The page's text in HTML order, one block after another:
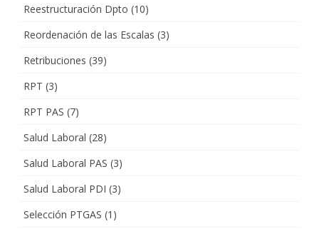
Reestructuración Dpto (10)
Reordenación de las Escalas (3)
Retribuciones (39)
RPT (3)
RPT PAS (7)
Salud Laboral (28)
Salud Laboral PAS (3)
Salud Laboral PDI (3)
Selección PTGAS (1)